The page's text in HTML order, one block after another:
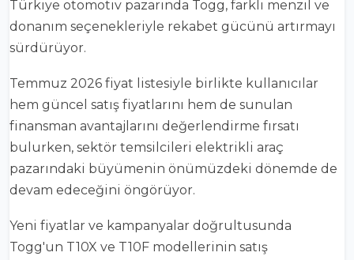
Türkiye otomotiv pazarında Togg, farklı menzil ve
donanım seçenekleriyle rekabet gücünü artırmayı
sürdürüyor.
Temmuz 2026 fiyat listesiyle birlikte kullanıcılar
hem güncel satış fiyatlarını hem de sunulan
finansman avantajlarını değerlendirme fırsatı
bulurken, sektör temsilcileri elektrikli araç
pazarındaki büyümenin önümüzdeki dönemde de
devam edeceğini öngörüyor.
Yeni fiyatlar ve kampanyalar doğrultusunda
Togg'un T10X ve T10F modellerinin satış